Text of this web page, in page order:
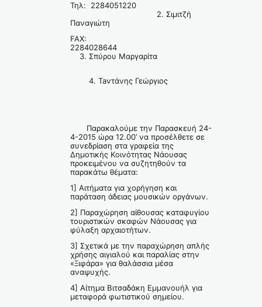
Τηλ: 2284051220
2. Σιμιτζή
Παναγιώτη
FAX:
2284028644
3. Σπύρου Μαργαρίτα
4. Taντάνης Γεώργιος
Παρακαλούμε την Παρασκευή 24-
4-2015 ώρα 12.00’ να προσέλθετε σε
συνεδρίαση στα γραφεία της
Δημοτικής Κοινότητας Νάουσας
προκειμένου να συζητηθούν τα
παρακάτω θέματα:
1] Αιτήματα για χορήγηση και
παράταση άδειας μουσικών οργάνων.
2] Παραχώρηση αίθουσας καταφυγίου
τουριστικών σκαφών Νάουσας για
φύλαξη αρχαιοτήτων.
3] Σχετικά με την παραχώρηση απλής
χρήσης αιγιαλού και παραλίας στην
«Ξιφάρα» για θαλάσσια μέσα
αναψυχής.
4] Αίτημα Βιτσαδάκη Εμμανουήλ για
μεταφορά φωτιστικού σημείου.